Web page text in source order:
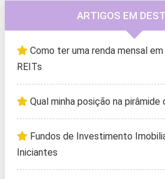
ARTIGOS EM
Como ter uma renda mensal
REITs
Qual minha posição na pirâmide
Fundos de Investimento
Iniciantes